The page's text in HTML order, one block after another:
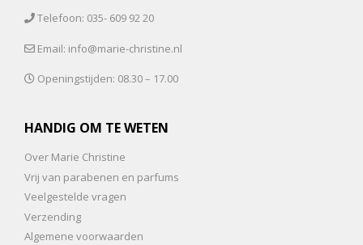
Telefoon: 035- 609 92 20
Email: info@marie-christine.nl
Openingstijden: 08.30 – 17.00
HANDIG OM TE WETEN
Over Marie Christine
Vrij van parabenen en parfums
Veelgestelde vragen
Verzending
Algemene voorwaarden